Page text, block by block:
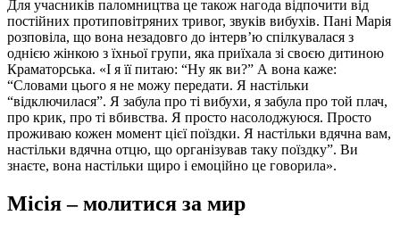
Для учасників паломництва це також нагода відпочити від
постійних протиповітряних тривог, звуків вибухів. Пані Марія
розповіла, що вона незадовго до інтерв’ю спілкувалася з
однією жінкою з їхньої групи, яка приїхала зі своєю дитиною
Краматорська. «І я її питаю: “Ну як ви?” А вона каже:
“Словами цього я не можу передати. Я настільки
“відключилася”. Я забула про ті вибухи, я забула про той плач,
про крик, про ті вбивства. Я просто насолоджуюся. Просто
проживаю кожен момент цієї поїздки. Я настільки вдячна вам,
настільки вдячна отцю, що організував таку поїздку”. Ви
знаєте, вона настільки щиро і емоційно це говорила».
Місія – молитися за мир